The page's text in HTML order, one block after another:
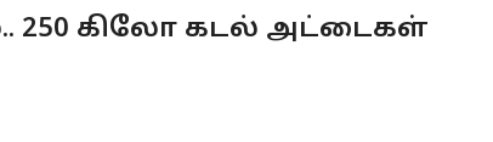
250 கிலோ கடல் அட்டைகள்